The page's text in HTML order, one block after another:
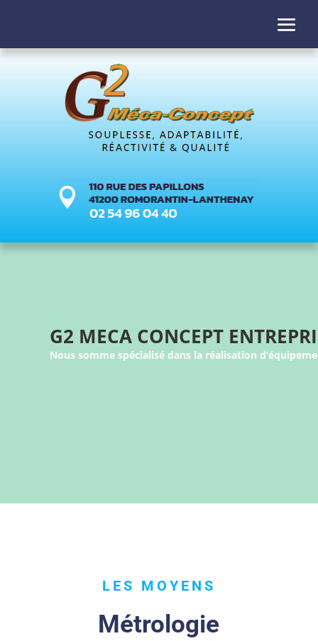
G2 MECA CONCEPT
Nous somme spécialisé dans la réalisation
LES MOYENS
Métrologie